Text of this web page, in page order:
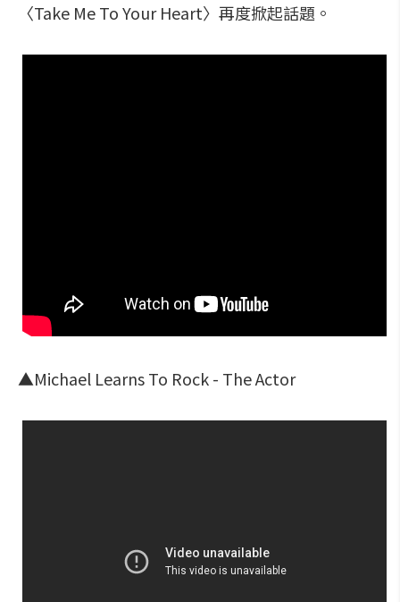
〈Take Me To Your Heart〉再度掀起話題。
▲Michael Learns To Rock - The Actor